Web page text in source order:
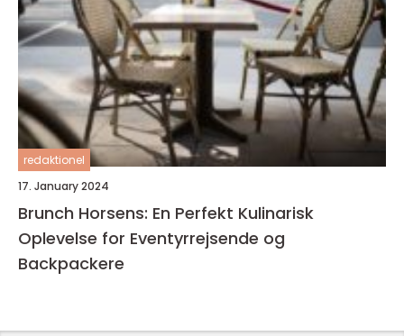
redaktionel
17. January 2024
Brunch Horsens: En Perfekt Kulinarisk
Oplevelse for Eventyrrejsende og
Backpackere